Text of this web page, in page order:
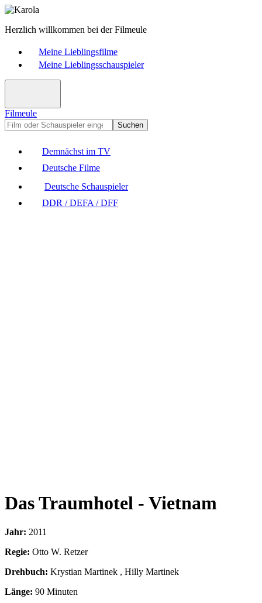
Herzlich willkommen bei der Filmeule
Meine Lieblingsfilme
Meine Lieblingsschauspieler
Filmeule
Suchen
Demnächst im TV
Deutsche Filme
Deutsche Schauspieler
DDR / DEFA / DFF
Das Traumhotel - Vietnam
Jahr: 2011
Regie: Otto W. Retzer
Drehbuch: Krystian Martinek , Hilly Martinek
Länge: 90 Minuten